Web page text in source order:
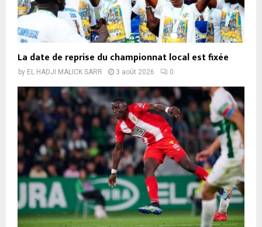
La date de reprise du championnat local est fixée
by EL HADJI MALICK SARR 3 août 2026 0